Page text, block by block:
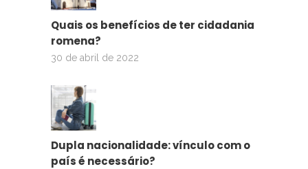
Quais os benefícios de ter cidadania
romena?
30 de abril de 2022
Dupla nacionalidade: vínculo com o
país é necessário?